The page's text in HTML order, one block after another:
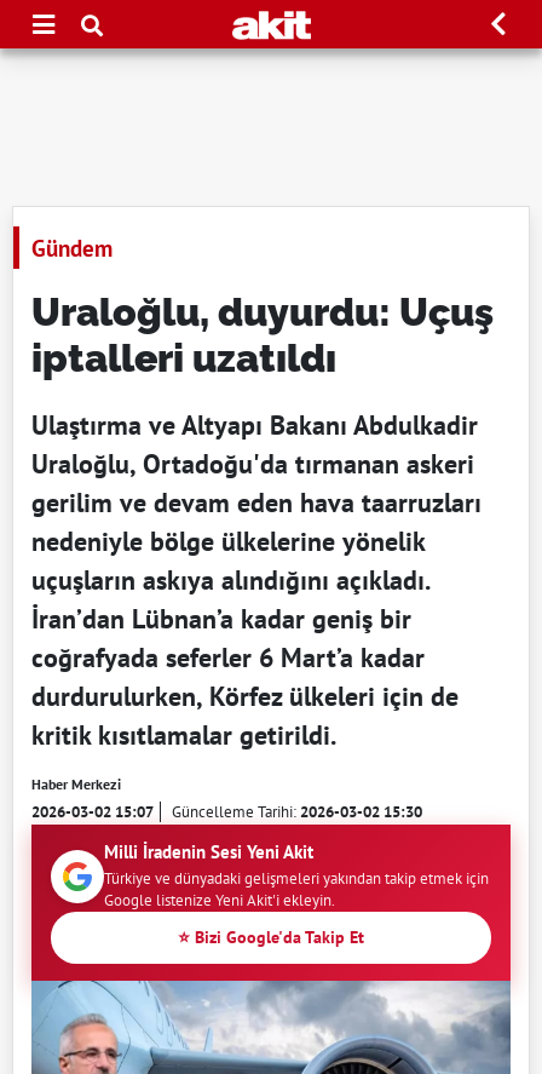
Gündem
Uraloğlu, duyurdu: Uçuş
iptalleri uzatıldı
Ulaştırma ve Altyapı Bakanı Abdulkadir
Uraloğlu, Ortadoğu'da tırmanan askeri
gerilim ve devam eden hava taarruzları
nedeniyle bölge ülkelerine yönelik
uçuşların askıya alındığını açıkladı.
İran’dan Lübnan’a kadar geniş bir
coğrafyada seferler 6 Mart’a kadar
durdurulurken, Körfez ülkeleri için de
kritik kısıtlamalar getirildi.
Haber Merkezi
2026-03-02 15:07 Güncelleme Tarihi:2026-03-02 15:30
Milli İradenin Sesi Yeni Akit
Türkiye ve dünyadaki gelişmeleri yakından takip etmek için
Google listenize Yeni Akit'i ekleyin.
⭐ Bizi Google'da Takip Et